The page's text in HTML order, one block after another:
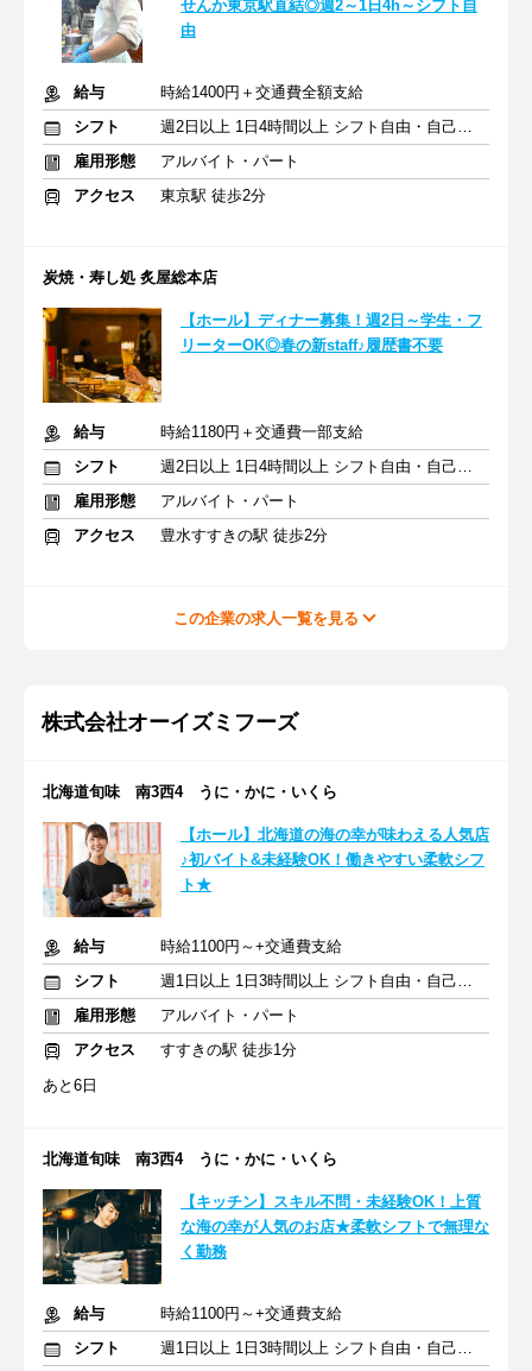
せんか東京駅直結◎週2～1日4h～シフト自
由
給与
時給1400円＋交通費全額支給
シフト
週2日以上 1日4時間以上 シフト自由・自己申告
雇用形態
アルバイト・パート
アクセス
東京駅 徒歩2分
炭焼・寿し処 炙屋総本店
【ホール】ディナー募集！週2日～学生・フ
リーターOK◎春の新staff♪履歴書不要
給与
時給1180円＋交通費一部支給
シフト
週2日以上 1日4時間以上 シフト自由・自己申告
雇用形態
アルバイト・パート
アクセス
豊水すすきの駅 徒歩2分
この企業の求人一覧を見る
株式会社オーイズミフーズ
北海道旬味 南3西4 うに・かに・いくら
【ホール】北海道の海の幸が味わえる人気店
♪初バイト&未経験OK！働きやすい柔軟シフ
ト★
給与
時給1100円～+交通費支給
シフト
週1日以上 1日3時間以上 シフト自由・自己申告
雇用形態
アルバイト・パート
アクセス
すすきの駅 徒歩1分
あと6日
北海道旬味 南3西4 うに・かに・いくら
【キッチン】スキル不問・未経験OK！上質
な海の幸が人気のお店★柔軟シフトで無理な
く勤務
給与
時給1100円～+交通費支給
シフト
週1日以上 1日3時間以上 シフト自由・自己申告